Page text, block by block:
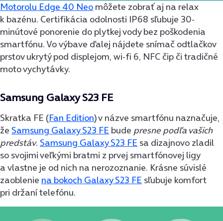
Motorolu Edge 40 Neo môžete zobrať aj na relax
k bazénu. Certifikácia odolnosti IP68 sľubuje 30-
minútové ponorenie do plytkej vody bez poškodenia
smartfónu. Vo výbave ďalej nájdete snímač odtlačkov
prstov ukrytý pod displejom, wi-fi 6, NFC čip či tradičné
moto vychytávky.
Samsung Galaxy S23 FE
Skratka FE (Fan Edition) v názve smartfónu naznačuje,
že Samsung Galaxy S23 FE bude presne podľa vašich
predstáv. Samsung Galaxy S23 FE sa dizajnovo zladil
so svojimi veľkými bratmi z prvej smartfónovej ligy
a vlastne je od nich na nerozoznanie. Krásne súvislé
zaoblenie na bokoch Galaxy S23 FE sľubuje komfort
pri držaní telefónu.